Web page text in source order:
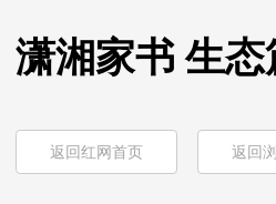
潇湘家书 生
返回红网首页 返回